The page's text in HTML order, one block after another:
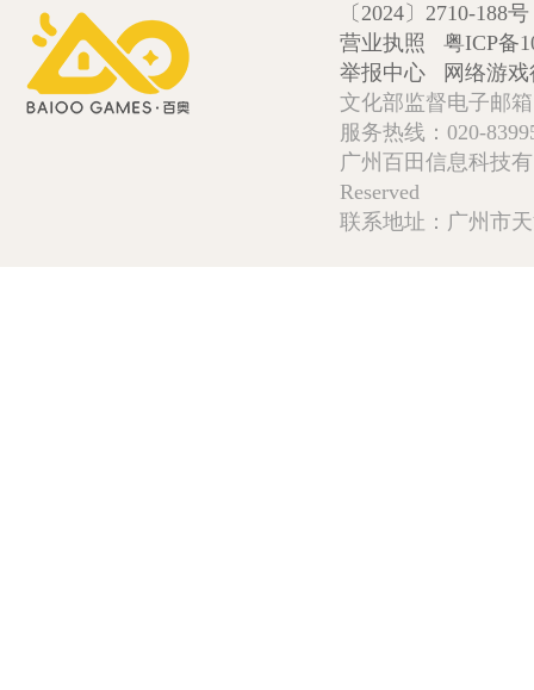
〔2024〕2710-188号
营业执照
粤ICP备
举报中心
网络游
文化部监督电子邮
服务热线：020-
广州百田信息科技
Reserved
联系地址：广州市